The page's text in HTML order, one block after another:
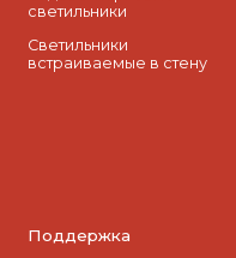
светильники
Светильники
встраиваемые в стену
Поддержка